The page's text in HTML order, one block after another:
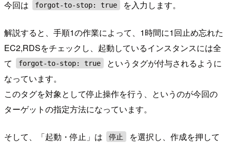
今回は
forgot-to-stop: true を入力します。
解説すると、手順1の作業によって、1時間に1回止め忘れた
EC2,RDSをチェックし、起動しているインスタンスには全
て
forgot-to-stop: true
というタグが付与されるように
なっています。
このタグを対象として停止操作を行う、というのが今回の
ターゲットの指定方法になっています。
そして、「起動・停止」は 停止
を選択し、作成を押して